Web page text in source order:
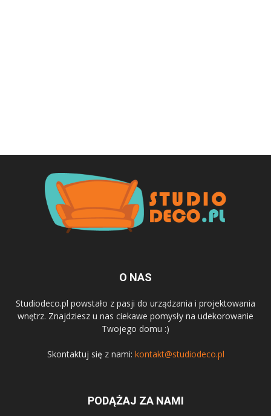
O NAS
Studiodeco.pl powstało z pasji do urządzania i projektowania
wnętrz. Znajdziesz u nas ciekawe pomysły na udekorowanie
Twojego domu :)
Skontaktuj się z nami: kontakt@studiodeco.pl
PODĄŻAJ ZA NAMI